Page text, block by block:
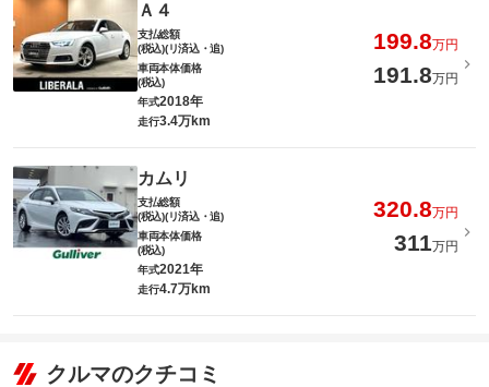
Ａ４
支払総額
(税込)(リ済込・追)
199.8万円
車両本体価格
(税込)
191.8万円
年式2018年
走行3.4万km
カムリ
支払総額
(税込)(リ済込・追)
320.8万円
車両本体価格
(税込)
311万円
年式2021年
走行4.7万km
クルマのクチコミ